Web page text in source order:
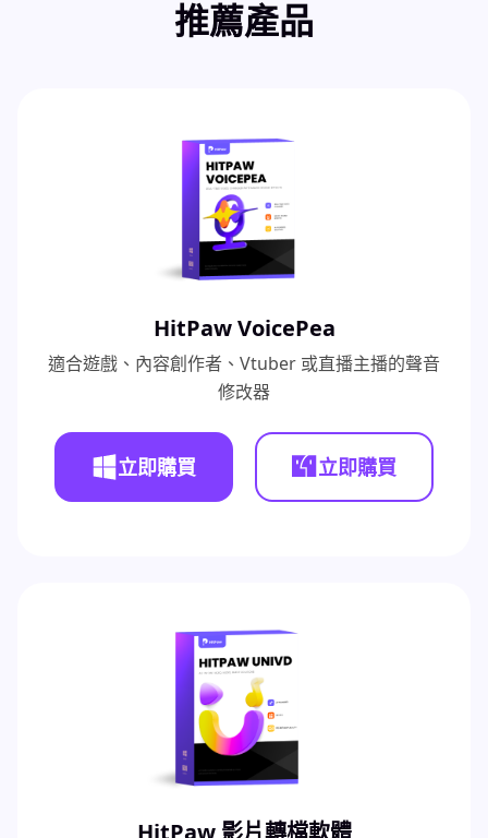
推薦產品
HitPaw VoicePea
適合遊戲、內容創作者、Vtuber 或直播主播的聲音
修改器
立即購買 立即購買
HitPaw 影片轉檔軟體